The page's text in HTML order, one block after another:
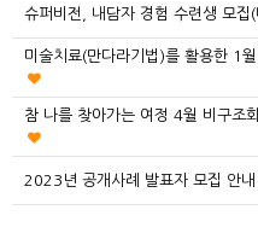
슈퍼비전, 내담자 경험 수련생 모
미술치료(만다라기법)를 활용한 1
참 나를 찾아가는 여정 4월 비구조
2023년 공개사례 발표자 모집 안